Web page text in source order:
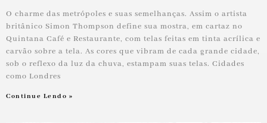
O charme das metrópoles e suas semelhanças. Assim o artista
britânico Simon Thompson define sua mostra, em cartaz no
Quintana Café e Restaurante, com telas feitas em tinta acrílica e
carvão sobre a tela. As cores que vibram de cada grande cidade,
sob o reflexo da luz da chuva, estampam suas telas. Cidades
como Londres
Continue Lendo »